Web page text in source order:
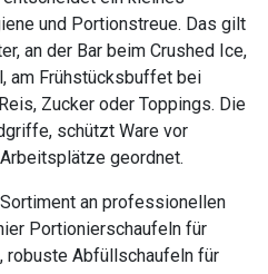
und Portionstreue. Das gilt
an der Bar beim Crushed Ice,
am Frühstücksbuffet bei
Zucker oder Toppings. Die
schützt Ware vor
geordnet.
an professionellen
Portionierschaufeln für
robuste Abfüllschaufeln für